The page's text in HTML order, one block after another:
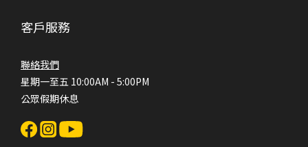
客戶服務
聯絡我們
星期一至五 10:00AM - 5:00PM
公眾假期休息